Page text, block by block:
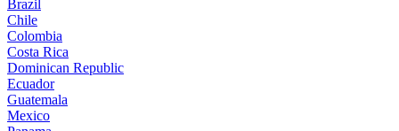
Brazil
Chile
Colombia
Costa Rica
Dominican Republic
Ecuador
Guatemala
Mexico